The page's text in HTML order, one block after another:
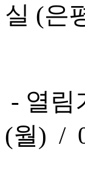
실 (은
- 열림
(월) /